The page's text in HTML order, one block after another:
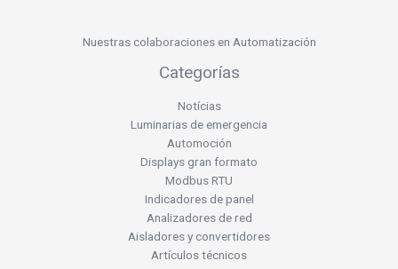
Nuestras colaboraciones en Automatización
Categorías
Notícias
Luminarias de emergencia
Automoción
Displays gran formato
Modbus RTU
Indicadores de panel
Analizadores de red
Aisladores y convertidores
Artículos técnicos